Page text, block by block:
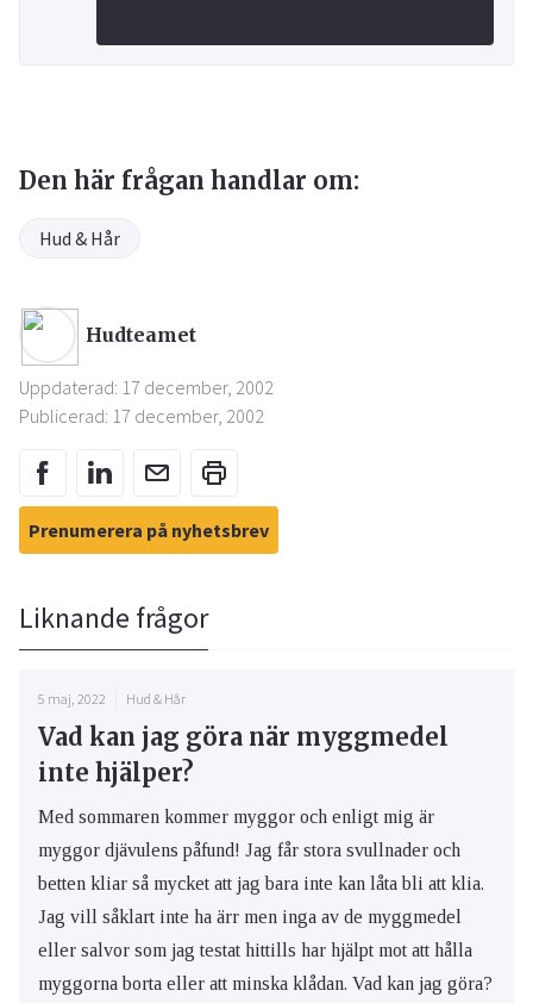
Den här frågan handlar om:
Hud & Hår
Hudteamet
Uppdaterad: 17 december, 2002
Publicerad: 17 december, 2002
Prenumerera på nyhetsbrev
Liknande frågor
5 maj, 2022 Hud & Hår
Vad kan jag göra när myggmedel
inte hjälper?
Med sommaren kommer myggor och enligt mig är
myggor djävulens påfund! Jag får stora svullnader och
betten kliar så mycket att jag bara inte kan låta bli att klia.
Jag vill såklart inte ha ärr men inga av de myggmedel
eller salvor som jag testat hittills har hjälpt mot att hålla
myggorna borta eller att minska klådan. Vad kan jag göra?